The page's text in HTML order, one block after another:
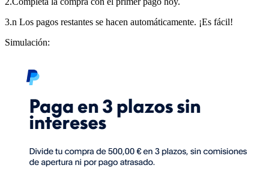
3.n Los pagos restantes se hacen automáticamente. ¡Es fácil!
Simulación: